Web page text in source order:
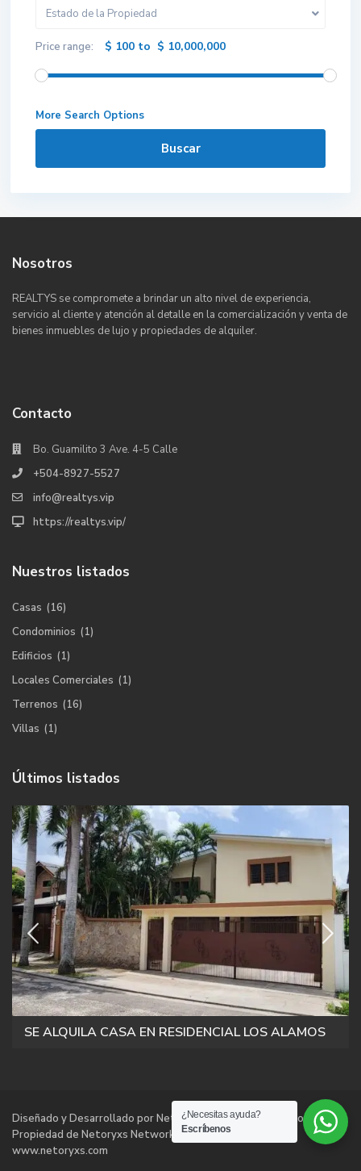
Estado de la Propiedad
Price range: $ 100 to $ 10,000,000
More Search Options
Buscar
Nosotros
REALTYS se compromete a brindar un alto nivel de experiencia,
servicio al cliente y atención al detalle en la comercialización y venta de
bienes inmuebles de lujo y propiedades de alquiler.
Contacto
Bo. Guamilito 3 Ave. 4-5 Calle
+504-8927-5527
info@realtys.vip
https://realtys.vip/
Nuestros listados
Casas (16)
Condominios (1)
Edificios (1)
Locales Comerciales (1)
Terrenos (16)
Villas (1)
Últimos listados
SE ALQUILA CASA EN RESIDENCIAL LOS ALAMOS
Diseñado y Desarrollado por Netoryxs Networks Technologies |
Propiedad de Netoryxs Networks Technologies |
www.netoryxs.com
¿Necesitas ayuda?
Escríbenos